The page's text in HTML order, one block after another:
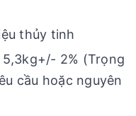
thủy tinh
2% (Trọng
cầu hoặc nguyên